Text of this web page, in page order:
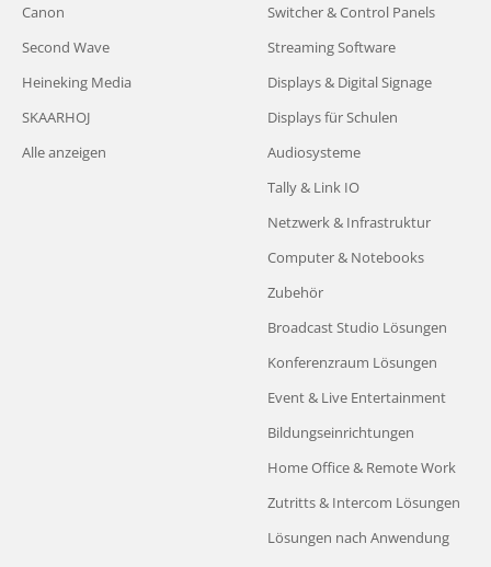
Canon
Second Wave
Heineking Media
SKAARHOJ
Alle anzeigen
Switcher & Control Panels
Streaming Software
Displays & Digital Signage
Displays für Schulen
Audiosysteme
Tally & Link IO
Netzwerk & Infrastruktur
Computer & Notebooks
Zubehör
Broadcast Studio Lösungen
Konferenzraum Lösungen
Event & Live Entertainment
Bildungseinrichtungen
Home Office & Remote Work
Zutritts & Intercom Lösungen
Lösungen nach Anwendung